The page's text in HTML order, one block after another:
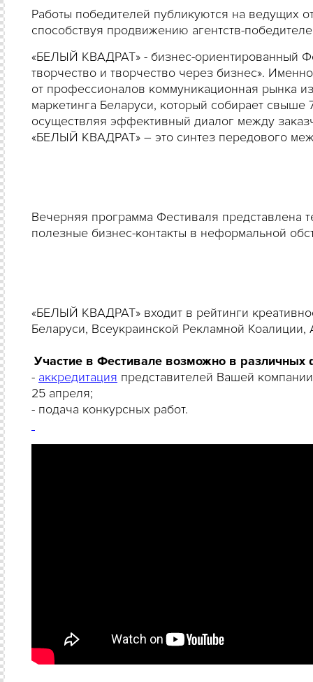
Работы победителей публикуются на ведущих
способствуя продвижению агентств-
«БЕЛЫЙ КВАДРАТ» - бизнес-ориентированный
творчество и творчество через бизнес».
от профессионалов коммуникационная рынка
маркетинга Беларуси, который собирает
осуществляя эффективный диалог между
«БЕЛЫЙ КВАДРАТ» – это синтез передового
Вечерняя программа Фестиваля представлена
полезные бизнес-контакты в неформальной
«БЕЛЫЙ КВАДРАТ» входит в рейтинги
Беларуси, Всеукраинской Рекламной
Участие в Фестивале возможно в различных
- аккредитация представителей Вашей
25 апреля;
- подача конкурсных работ.